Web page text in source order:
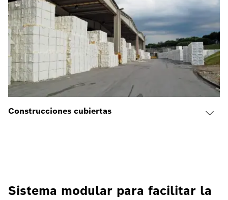
Construcciones cubiertas
Sistema modular para facilitar la